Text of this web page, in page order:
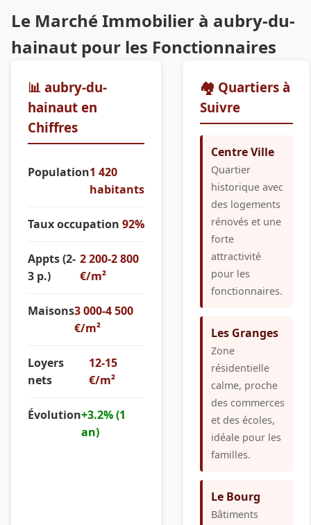
Le Marché Immobilier à aubry-du-
hainaut pour les Fonctionnaires
📊 aubry-du-
hainaut en
Chiffres
Population1 420
habitants
Taux occupation 92%
Appts (2-
3 p.)
2 200-2 800
€/m²
Maisons3 000-4 500
€/m²
Loyers
nets
12-15
€/m²
Évolution+3.2% (1
an)
🏘️ Quartiers à
Suivre
Centre Ville
Quartier
historique avec
des logements
rénovés et une
forte
attractivité
pour les
fonctionnaires.
Les Granges
Zone
résidentielle
calme, proche
des commerces
et des écoles,
idéale pour les
familles.
Le Bourg
Bâtiments